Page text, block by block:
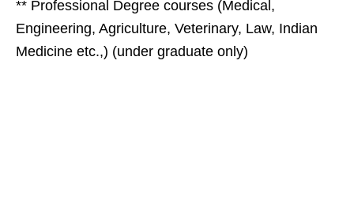
** Professional Degree courses (Medical,
Engineering, Agriculture, Veterinary, Law, Indian
Medicine etc.,) (under graduate only)